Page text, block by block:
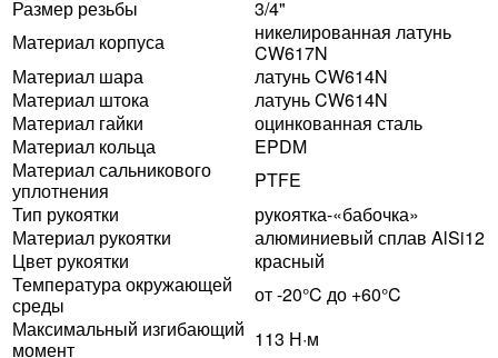
Размер резьбы
3/4"
Материал корпуса
никелированная латунь
CW617N
Материал шара
латунь CW614N
Материал штока
латунь CW614N
Материал гайки
оцинкованная сталь
Материал кольца
EPDM
Материал сальникового
уплотнения
PTFE
Тип рукоятки
рукоятка-«бабочка»
Материал рукоятки
алюминиевый сплав AlSi12
Цвет рукоятки
красный
Температура окружающей
среды
от -20°C до +60°C
Максимальный изгибающий
момент
113 Н·м